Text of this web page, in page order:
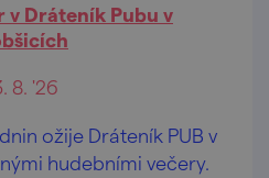
v Dráteník Pubu v
8. '26
ožije Dráteník PUB v
hudebními večery.